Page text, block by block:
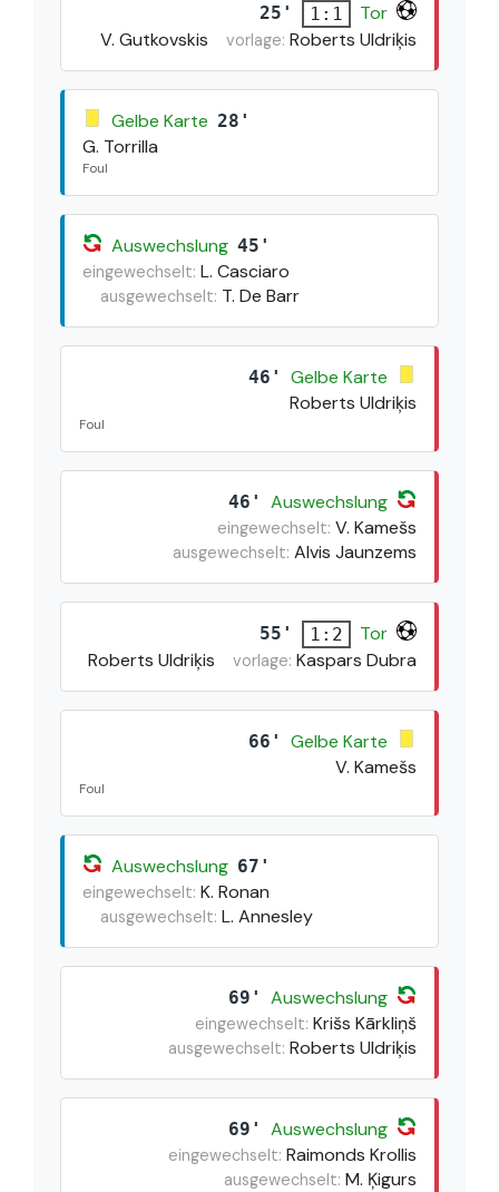
25' 1:1
Tor
V. Gutkovskis
vorlage: Roberts Uldriķis
Gelbe Karte 28'
G. Torrilla
Foul
Auswechslung 45'
eingewechselt: L. Casciaro
ausgewechselt: T. De Barr
46'
Gelbe Karte
Roberts Uldriķis
Foul
46' Auswechslung
eingewechselt: V. Kamešs
ausgewechselt: Alvis Jaunzems
55' 1:2
Tor
Roberts Uldriķis
vorlage: Kaspars Dubra
66'
Gelbe Karte
V. Kamešs
Foul
Auswechslung 67'
eingewechselt: K. Ronan
ausgewechselt: L. Annesley
69' Auswechslung
eingewechselt: Krišs Kārkliņš
ausgewechselt: Roberts Uldriķis
69' Auswechslung
eingewechselt: Raimonds Krollis
ausgewechselt: M. Ķigurs